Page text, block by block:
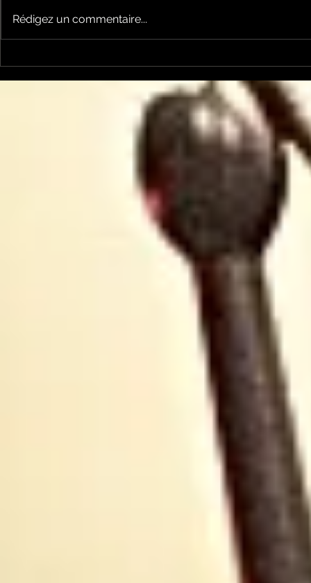
avec Tralala Boum n°27
Paysannes paysans
avec
- femmes
musique
Rédigez un commentaire...